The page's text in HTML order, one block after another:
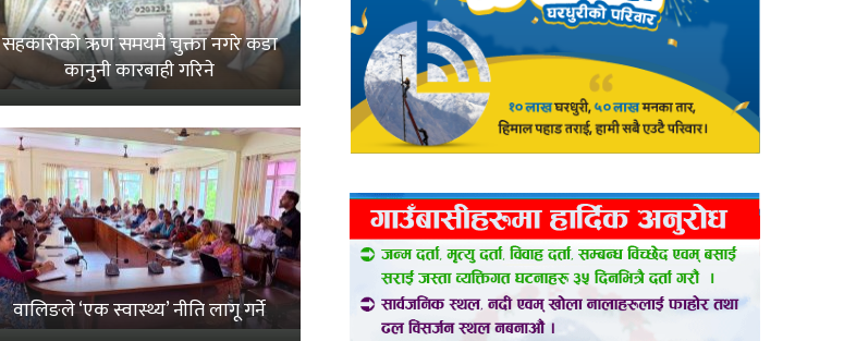
सहकारीको ऋण समयमै चुक्ता नगरे कडा
कानुनी कारबाही गरिने
वालिङले ‘एक स्वास्थ्य’ नीति लागू गर्ने